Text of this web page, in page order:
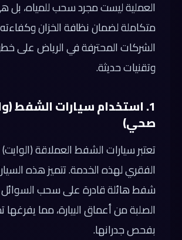
العملية ليست مجرد سحب للمياه،
متكاملة لضمان نظافة الخزان
الشركات المحترفة في الرياض على
وتقنيات حديثة.
1. استخدام سيارات الشفط
صحي)
تعتبر سيارات الشفط العملاقة
الفقري لهذه الخدمة. تتميز هذه
شفط هائلة قادرة على سحب السوائل
الصلبة من أعماق البيارة، مما
بفحص جدرانها.